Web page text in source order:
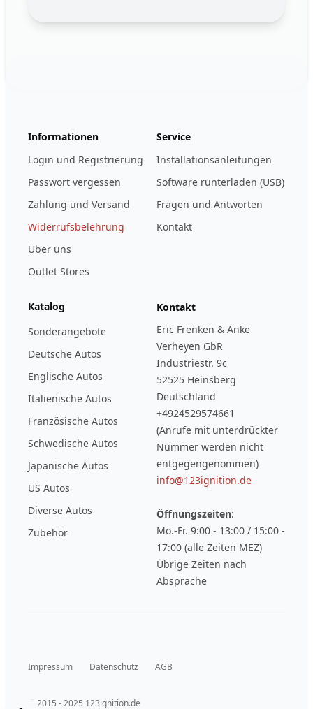
Informationen
Login und Registrierung
Passwort vergessen
Zahlung und Versand
Widerrufsbelehrung
Über uns
Outlet Stores
Service
Installationsanleitungen
Software runterladen (USB)
Fragen und Antworten
Kontakt
Katalog
Sonderangebote
Deutsche Autos
Englische Autos
Italienische Autos
Französische Autos
Schwedische Autos
Japanische Autos
US Autos
Diverse Autos
Zubehör
Kontakt
Eric Frenken & Anke
Verheyen GbR
Industriestr. 9c
52525 Heinsberg
Deutschland
+4924529574661
(Anrufe mit unterdrückter
Nummer werden nicht
entgegengenommen)
info@123ignition.de
Öffnungszeiten:
Mo.-Fr. 9:00 - 13:00 / 15:00 -
17:00 (alle Zeiten MEZ)
Übrige Zeiten nach
Absprache
Impressum Datenschutz AGB
© 2015 - 2025 123ignition.de